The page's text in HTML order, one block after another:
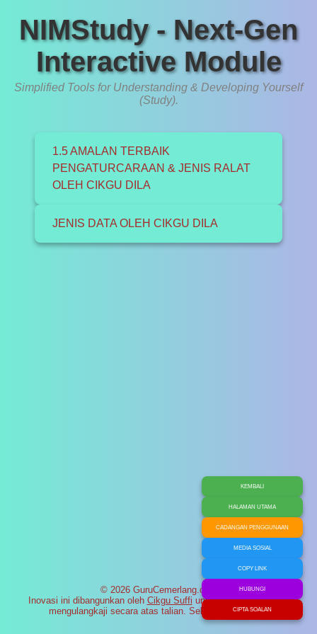
NIMStudy - Next-Gen
Interactive Module
Simplified Tools for Understanding & Developing Yourself
(Study).
1.5 AMALAN TERBAIK
PENGATURCARAAN & JENIS RALAT
OLEH CIKGU DILA
JENIS DATA OLEH CIKGU DILA
© 2026 GuruCemerlang.com
Inovasi ini dibangunkan oleh Cikgu Suffi untuk membantu murid
mengulangkaji secara atas talian. Selamat maju jaya!
KEMBALI
HALAMAN UTAMA
CADANGAN PENGGUNAAN
MEDIA SOSIAL
COPY LINK
HUBUNGI
CIPTA SOALAN